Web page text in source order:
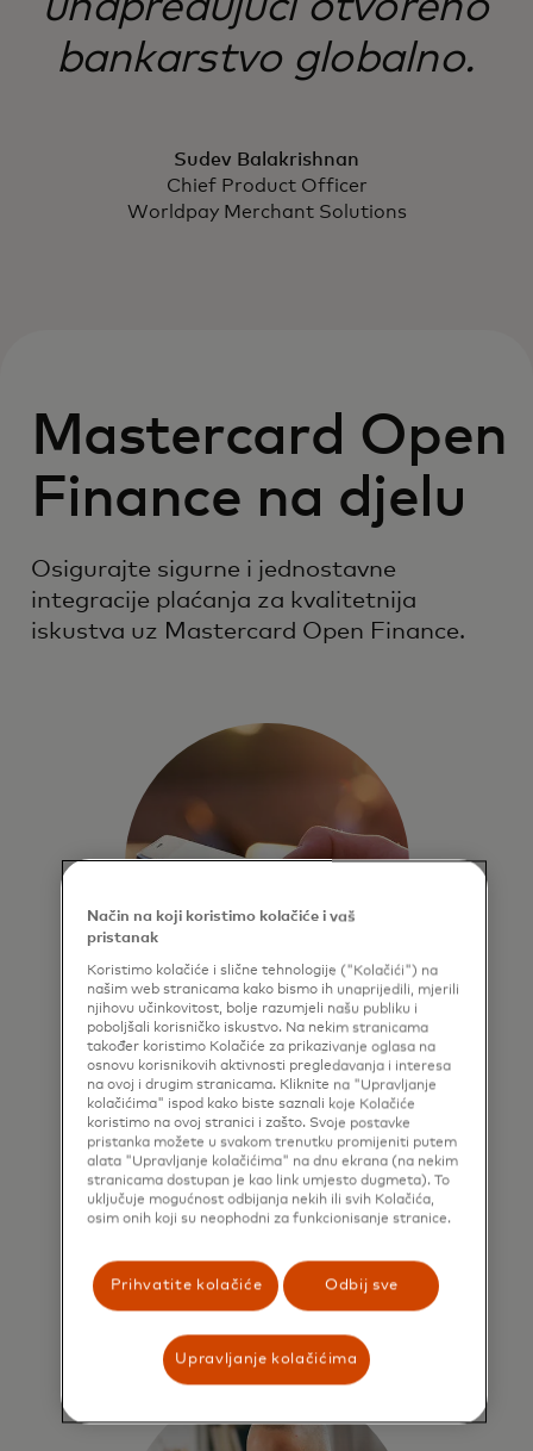
bankarstvo globalno.
Sudev Balakrishnan
Chief Product Officer
Worldpay Merchant Solutions
Mastercard Open
Finance na djelu
Osigurajte sigurne i jednostavne
integracije plaćanja za kvalitetnija
iskustva uz Mastercard Open Finance.
Ponudite brza,
jednostavna i sigurna
plaćanja
Omogućite sigurna, jednostavna i
besprijekorna plaćanja s računa na
račun s bilo koje platforme unutar
Način na koji koristimo kolačiće i vaš
pristanak
Koristimo kolačiće i slične tehnologije ("Kolačići") na
našim web stranicama kako bismo ih unaprijedili, mjerili
njihovu učinkovitost, bolje razumjeli našu publiku i
poboljšali korisničko iskustvo. Na nekim stranicama
također koristimo Kolačiće za prikazivanje oglasa na
osnovu korisnikovih aktivnosti pregledavanja i interesa
na ovoj i drugim stranicama. Kliknite na "Upravljanje
kolačićima" ispod kako biste saznali koje Kolačiće
koristimo na ovoj stranici i zašto. Svoje postavke
pristanka možete u svakom trenutku promijeniti putem
alata "Upravljanje kolačićima" na dnu ekrana (na nekim
stranicama dostupan je kao link umjesto dugmeta). To
uključuje mogućnost odbijanja nekih ili svih Kolačića,
osim onih koji su neophodni za funkcionisanje stranice.
Prihvatite kolačiće Odbij sve
Upravljanje kolačićima